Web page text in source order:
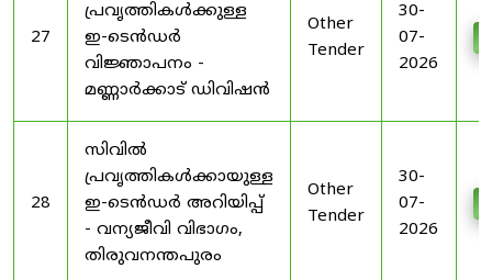
27
പ്രവൃത്തികൾക്കുള്ള
ഇ-ടെൻഡർ
വിജ്ഞാപനം -
മണ്ണാർക്കാട് ഡിവിഷൻ
Other
Tender
30-
07-
2026
28
സിവിൽ
പ്രവൃത്തികൾക്കായുള്ള
ഇ-ടെൻഡർ അറിയിപ്പ്
- വന്യജീവി വിഭാഗം,
തിരുവനന്തപുരം
Other
Tender
30-
07-
2026